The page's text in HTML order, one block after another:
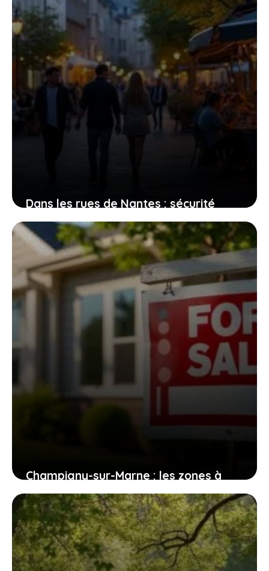
Dans les rues de Nantes : sécurité
perçue et réalités des quartiers
2 août 2026
Champigny-sur-Marne : les zones à
éviter pour les futurs habitants
1 août 2026